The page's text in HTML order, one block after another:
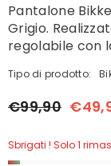
Pantalone
Grigio.
regolabile con
Tipo di prodotto:
€99,90
Sbrigati ! Solo 1